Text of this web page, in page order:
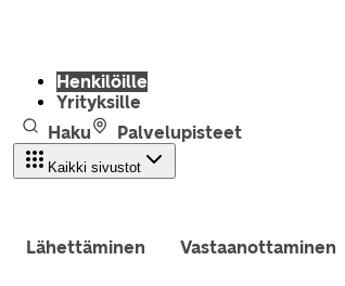
Henkilöille
Yrityksille
Haku
Palvelupisteet
Kaikki sivustot
Lähettäminen Vastaanottaminen